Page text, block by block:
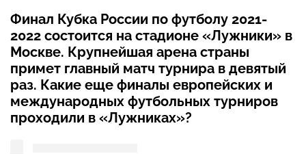
Финал Кубка России по футболу 2021-
2022 состоится на стадионе «Лужники» в
Москве. Крупнейшая арена страны
примет главный матч турнира в девятый
раз. Какие еще финалы европейских и
международных футбольных турниров
проходили в «Лужниках»?